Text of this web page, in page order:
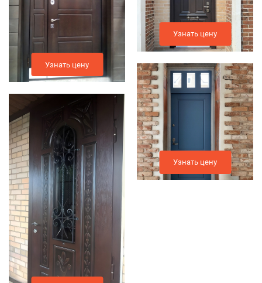
Узнать цену
Узнать цену
Узнать цену